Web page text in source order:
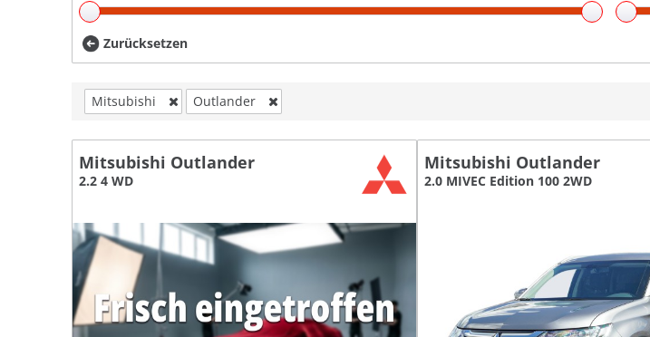
Zurücksetzen
Mitsubishi Outlander
Mitsubishi Outlander
2.2 4 WD
Mitsubishi Outlander
2.0 MIVEC Edition 100 2WD